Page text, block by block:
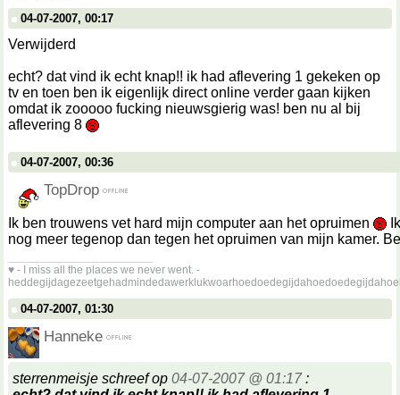
04-07-2007, 00:17
Verwijderd
echt? dat vind ik echt knap!! ik had aflevering 1 gekeken op
tv en toen ben ik eigenlijk direct online verder gaan kijken
omdat ik zooooo fucking nieuwsgierig was! ben nu al bij
aflevering 8
04-07-2007, 00:36
TopDrop
Ik ben trouwens vet hard mijn computer aan het opruimen
nog meer tegenop dan tegen het opruimen van mijn kamer.
♥ - I miss all the places we never went. -
04-07-2007, 01:30
Hanneke
sterrenmeisje schreef op 04-07-2007 @ 01:17: